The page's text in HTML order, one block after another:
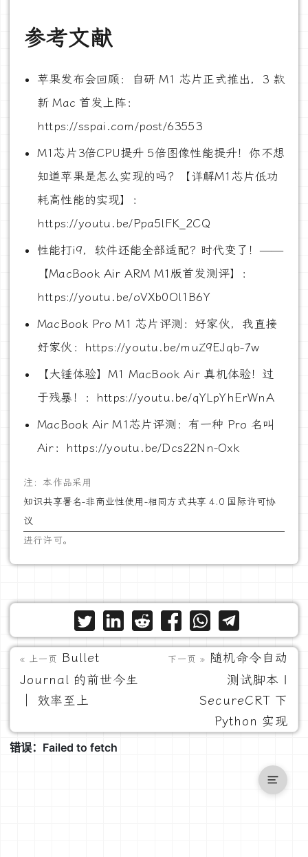
参考文献
苹果发布会回顾：自研 M1 芯片正式推出，3 款
新 Mac 首发上阵：
https://sspai.com/post/63553
M1芯片3倍CPU提升 5倍图像性能提升！你不想
知道苹果是怎么实现的吗？【详解M1芯片低功
耗高性能的实现】：
https://youtu.be/Ppa5lFK_2CQ
性能打i9，软件还能全部适配？时代变了！——
【MacBook Air ARM M1版首发测评】：
https://youtu.be/oVXb0Ol1B6Y
MacBook Pro M1 芯片评测：好家伙，我直接
好家伙：https://youtu.be/muZ9EJqb-7w
【大锤体验】M1 MacBook Air 真机体验！过
于残暴！：https://youtu.be/qYLpYhErWnA
MacBook Air M1芯片评测：有一种 Pro 名叫
Air：https://youtu.be/Dcs22Nn-Oxk
注：本作品采用
知识共享署名-非商业性使用-相同方式共享 4.0 国际许可协
议
进行许可。
« 上一页 Bullet
Journal 的前世今生
｜ 效率至上
下一页 » 随机命令自动
测试脚本 |
SecureCRT 下
Python 实现